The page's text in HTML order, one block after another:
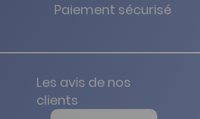
Paiement sécurisé
Les avis de nos
clients